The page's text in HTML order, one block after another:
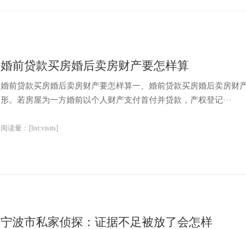
婚前贷款买房婚后卖房财产要怎样算
婚前贷款买房婚后卖房财产要怎样算一、婚前贷款买房婚后卖房财
形。若房屋为一方婚前以个人财产支付首付并贷款，产权登记···
阅读量：[list:visits]
宁波市私家侦探：证据不足被放了会怎样